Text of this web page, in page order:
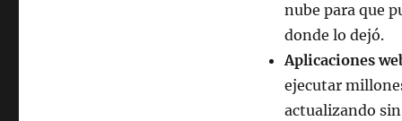
nube para que
donde lo dejó.
Aplicaciones
ejecutar
actualizando